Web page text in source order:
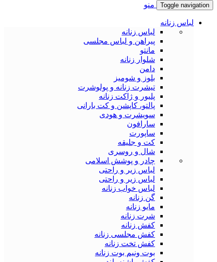
Toggle navigation منو
لباس زنانه
لباس زنانه
پیراهن و لباس مجلسی
مانتو
شلوار زنانه
دامن
بلوز و شومیز
تیشرت زنانه و پولوشرت
پلیور و ژاکت زنانه
پالتو، کاپشن و کت بارانی
سویشرت و هودی
سارافون
ساپورت
کت و جلیقه
شال و روسری
چادر و پوشش اسلامی
لباس زیر و راحتی
لباس زیر و راحتی
لباس خواب زنانه
گن زنانه
مایو زنانه
شرت زنانه
کفش زنانه
کفش مجلسی زنانه
کفش تخت زنانه
بوت ونیم بوت زنانه